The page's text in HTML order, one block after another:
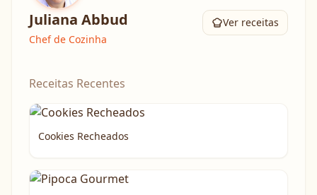
Juliana Abbud
Chef de Cozinha
Ver receitas
Receitas Recentes
Cookies Recheados